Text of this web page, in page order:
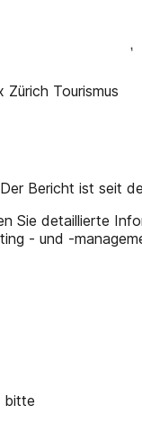
Zürich Tourismus
Bericht ist seit
Sie detaillierte
- und -
bitte